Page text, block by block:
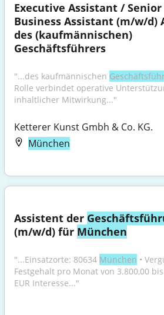
Executive Assistant / Senior
Business Assistant (m/w/d)
des (kaufmännischen)
Geschäftsführers
"...des kaufmännischen
Rolle verbindet operative
inhaltlicher Mitwirkung..."
Ketterer Kunst Gmbh & Co. KG.
München
Assistent der
(m/w/d) für München
"...Einsatzorte: 80634 München •
Festgehalt pro Monat von 3.800,00
EUR Interesse..."